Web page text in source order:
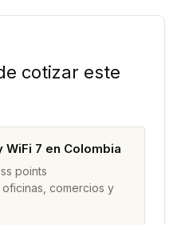
cotizar este
7 en Colombia
points
oficinas, comercios y